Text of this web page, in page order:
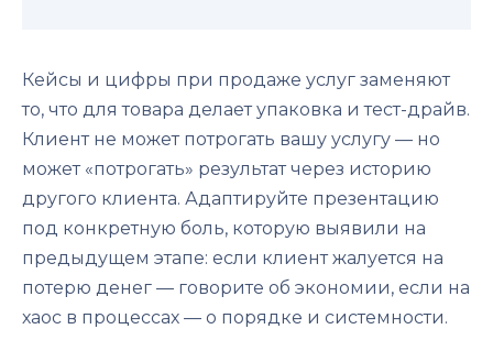
Кейсы и цифры при продаже услуг заменяют
то, что для товара делает упаковка и тест-драйв.
Клиент не может потрогать вашу услугу — но
может «потрогать» результат через историю
другого клиента. Адаптируйте презентацию
под конкретную боль, которую выявили на
предыдущем этапе: если клиент жалуется на
потерю денег — говорите об экономии, если на
хаос в процессах — о порядке и системности.